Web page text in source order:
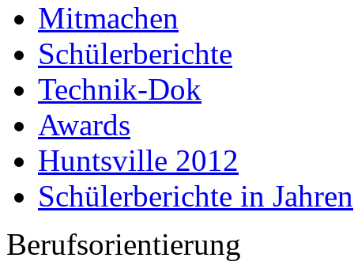
Mitmachen
Schülerberichte
Technik-Dok
Awards
Huntsville 2012
Schülerberichte in Jahren
Berufsorientierung